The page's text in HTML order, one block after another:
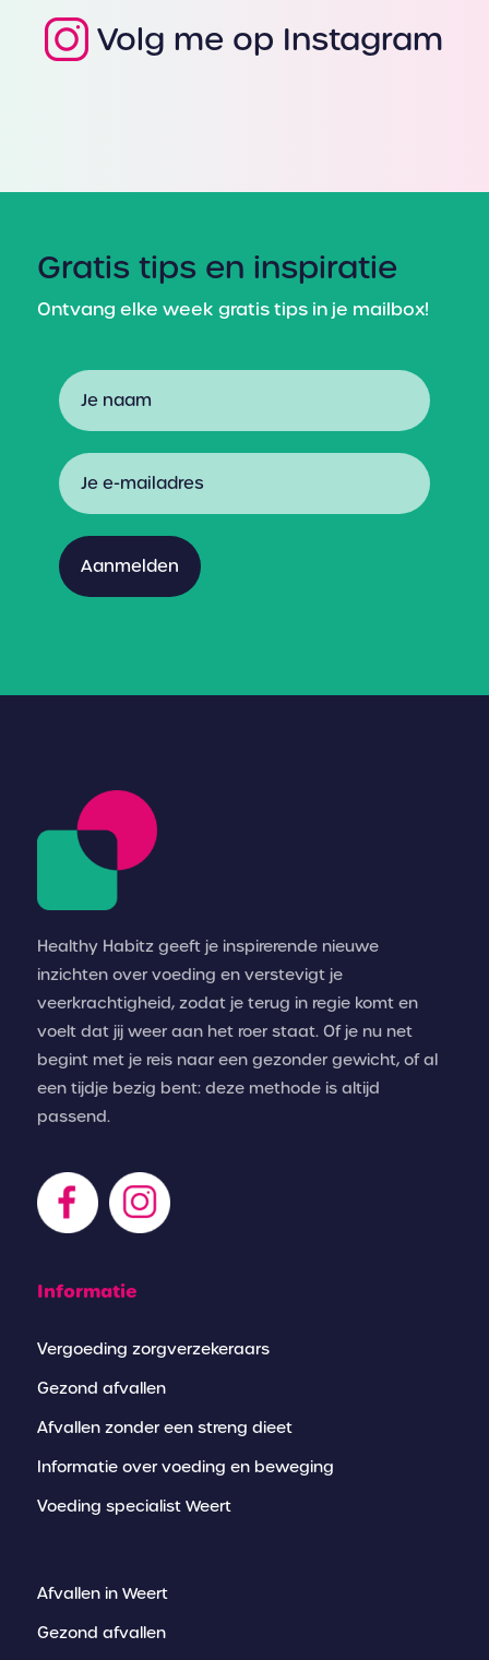
Volg me op Instagram
Gratis tips en inspiratie
Ontvang elke week gratis tips in je mailbox!
Healthy Habitz geeft je inspirerende nieuwe
inzichten over voeding en verstevigt je
veerkrachtigheid, zodat je terug in regie komt en
voelt dat jij weer aan het roer staat. Of je nu net
begint met je reis naar een gezonder gewicht, of al
een tijdje bezig bent: deze methode is altijd
passend.
Informatie
Vergoeding zorgverzekeraars
Gezond afvallen
Afvallen zonder een streng dieet
Informatie over voeding en beweging
Voeding specialist Weert
Afvallen in Weert
Gezond afvallen